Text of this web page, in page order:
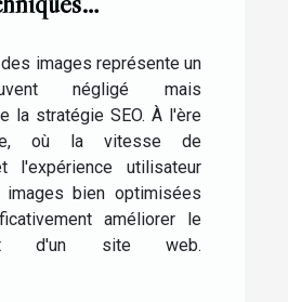
images représente un
négligé mais
la stratégie SEO. À l'ère
où la vitesse de
l'expérience utilisateur
bien optimisées
améliorer le
d'un site web.